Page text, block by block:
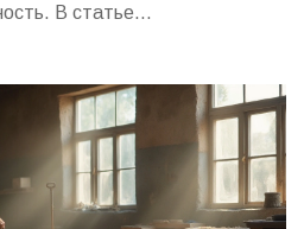
В статье
их применению. Изучив
правильно выбрать способ
всех важных факторов.